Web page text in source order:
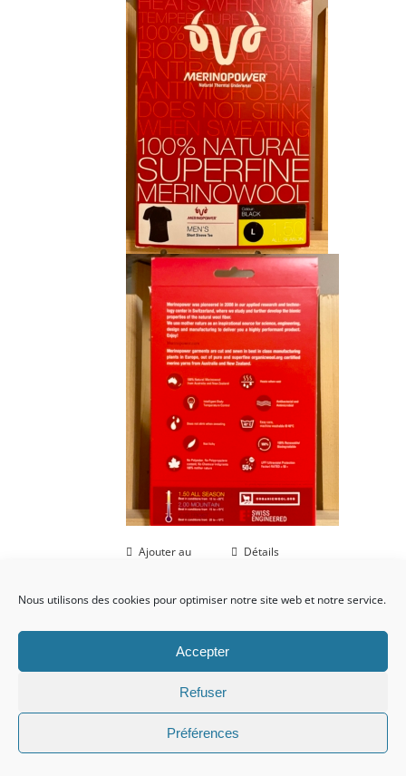
Nous utilisons des cookies pour optimiser notre site web et notre service.
Accepter
Refuser
Préférences
était :
CHF 85.00.
est :
CHF 59.00.
Ajouter au
Détails
SOUS VETEMENT
MÉRINOS homme xxl
bleu